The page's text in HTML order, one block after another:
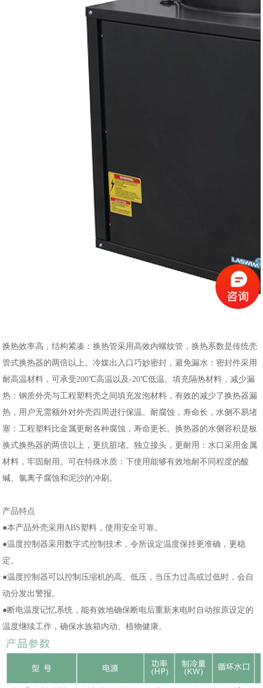
换热效率高，结构紧凑：换热管采用高效内螺纹管，换热系数是传统壳
管式换热器的两倍以上。冷媒出入口巧妙密封，避免漏水：密封件采用
耐高温材料，可承受200℃高温以及-20℃低温。填充隔热材料，减少漏
热：钢质外壳与工程塑料壳之间填充发泡材料，有效的减少了换热器漏
热，用户无需额外对外壳四周进行保温。耐腐蚀，寿命长，水侧不易堵
塞：工程塑料比金属更耐各种腐蚀，寿命更长。换热器的水侧容积是板
换式换热器的两倍以上，更抗脏堵。独立接头，更耐用：水口采用金属
材料，牢固耐用。可在特殊水质：下使用能够有效地耐不同程度的酸
碱、氯离子腐蚀和泥沙的冲刷。
产品特点
●本产品外壳采用ABS塑料，使用安全可靠。
●温度控制器采用数字式控制技术，令所设定温度保持更准确，更稳
定。
●温度控制器可以控制压缩机的高、低压，当压力过高或过低时，会自
动分发出警报。
●断电温度记忆系统，能有效地确保断电后重新来电时自动按原设定的
温度继续工作，确保水族箱内动、植物健康。